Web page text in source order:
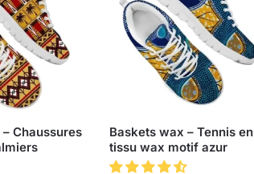
Chaussures
Baskets wax – Tennis en
tissu wax motif azur